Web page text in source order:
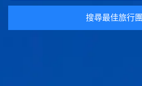
搜尋最佳旅行團